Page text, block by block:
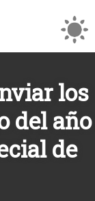
los
del año
de